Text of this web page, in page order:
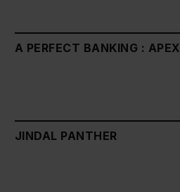
A PERFECT BANKING : APEX
JINDAL PANTHER